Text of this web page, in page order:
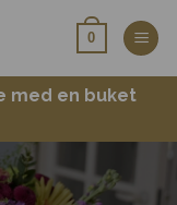
0
med en buket